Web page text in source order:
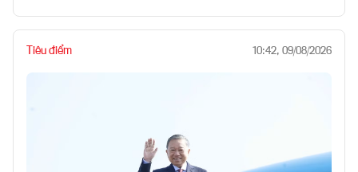
Tiêu điểm 10:42, 09/08/2026